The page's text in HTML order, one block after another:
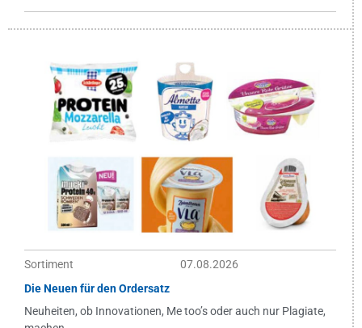
Sortiment
07.08.2026
Die Neuen für den Ordersatz
Neuheiten, ob Innovationen, Me too’s oder auch nur Plagiate,